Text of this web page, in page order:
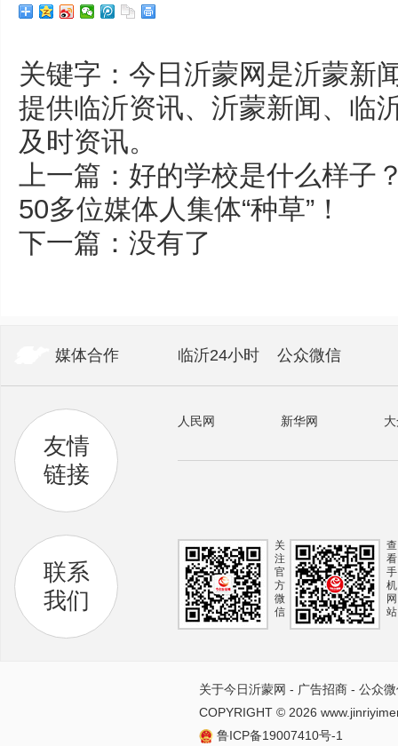
关键字：今日沂蒙网是沂蒙新
提供临沂资讯、沂蒙新闻、临
及时资讯。
上一篇： 好的学校是什么样子
50多位媒体人集体“种草”！
下一篇：没有了
媒体合作 临沂24小时 公众微信
友情
链接
人民网 新华网
联系
我们
关
注
官
方
微
信
查
看
手
机
网
站
关于今日沂蒙网 - 广告招商 -公众
COPYRIGHT © 2026
鲁ICP备19007410号-1